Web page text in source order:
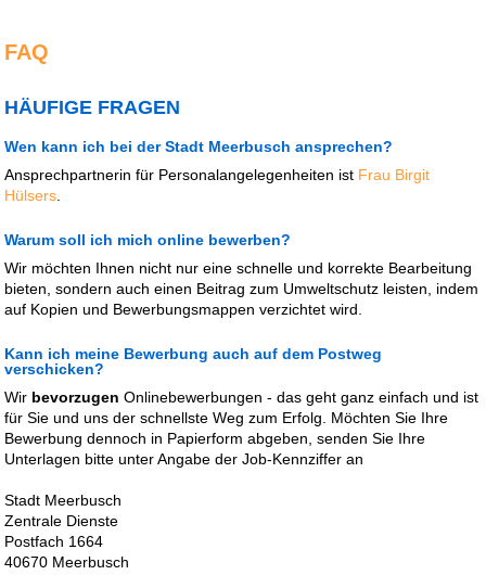
FAQ
HÄUFIGE FRAGEN
Wen kann ich bei der Stadt Meerbusch ansprechen?
Ansprechpartnerin für Personalangelegenheiten ist Frau Birgit
Hülsers
Warum soll ich mich online bewerben?
Wir möchten Ihnen nicht nur eine schnelle und korrekte Bearbeitung
bieten, sondern auch einen Beitrag zum Umweltschutz leisten, indem
auf Kopien und Bewerbungsmappen verzichtet wird.
Kann ich meine Bewerbung auch auf dem Postweg
verschicken?
Wir bevorzugenOnlinebewerbungen - das geht ganz einfach und ist
für Sie und uns der schnellste Weg zum Erfolg. Möchten Sie Ihre
Bewerbung dennoch in Papierform abgeben, senden Sie Ihre
Unterlagen bitte unter Angabe der Job-Kennziffer an
Stadt Meerbusch
Zentrale Dienste
Postfach 1664
40670 Meerbusch